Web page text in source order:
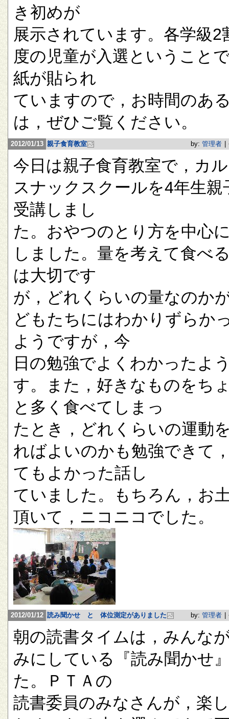
き初めが
展示されています。各学級2
度の児童が入選ということ
紙が貼られ
ていますので，お時間のあ
は，ぜひご覧ください。
2012/01/13 親子食育教室 by: 管理者
今日は親子食育教室で，カ
スナックスクールを4年生親
受講しまし
た。おやつのとり方を中心
しました。量を考えて食べ
は大切です
が，どれくらいの量なのか
どもたちにはわかりずらか
ようですが，今
日の勉強でよくわかったよ
す。また，好きなものをち
と多く食べてしまっ
たとき，どれくらいの運動
ればよいのかも勉強できて
てもよかった話し
ていました。もちろん，お
頂いて，ニコニコでした。
2012/01/12 読み聞かせ と 体位測定がありました by: 管理者
朝の読書タイムは，みんな
みにしている『読み聞かせ
た。ＰＴＡの
読書委員のみなさんが，楽